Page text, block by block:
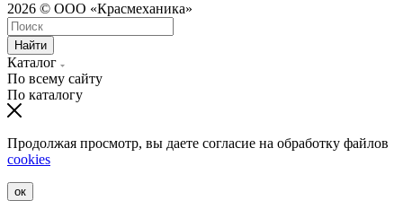
2026 © ООО «Красмеханика»
Найти
Каталог
По всему сайту
По каталогу
Продолжая просмотр, вы даете согласие на обработку файлов
cookies
ок